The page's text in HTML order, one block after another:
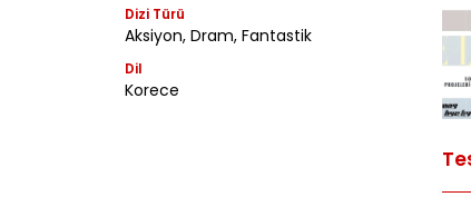
Dizi Türü
Aksiyon, Dram, Fantastik
Dil
Korece